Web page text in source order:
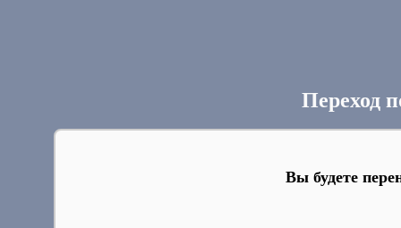
Переход
Вы будете